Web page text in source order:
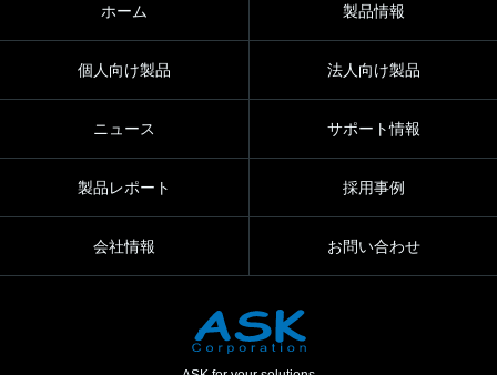
ホーム 製品情報
個人向け製品 法人向け製品
ニュース サポート情報
製品レポート 採用事例
会社情報 お問い合わせ